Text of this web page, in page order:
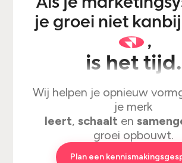
je groei niet kan
,
is het tijd.
Wij helpen je opnieuw
je merk
leert, schaalt en
groei opbouwt.
Plan een